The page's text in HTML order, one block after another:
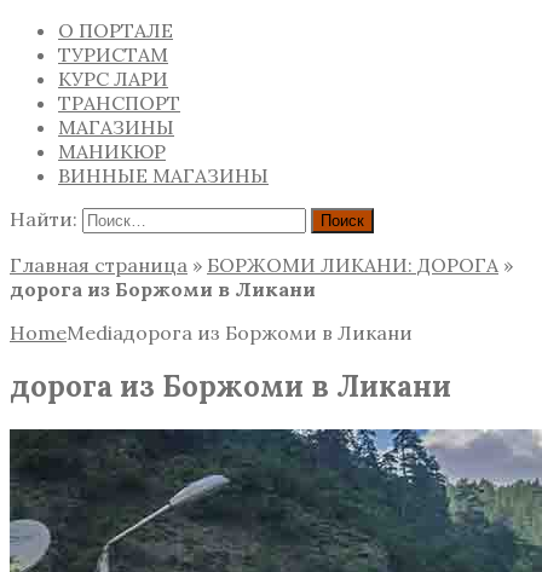
О ПОРТАЛЕ
ТУРИСТАМ
КУРС ЛАРИ
ТРАНСПОРТ
МАГАЗИНЫ
МАНИКЮР
ВИННЫЕ МАГАЗИНЫ
Найти:
Главная страница » БОРЖОМИ ЛИКАНИ: ДОРОГА »
дорога из Боржоми в Ликани
HomeMediaдорога из Боржоми в Ликани
дорога из Боржоми в Ликани